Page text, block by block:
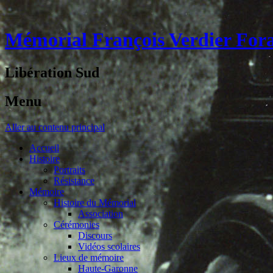
Mémorial François Verdier
Libération Sud
Menu
Aller au contenu principal
Accueil
Histoire
Portraits
Résistance
Mémoire
Histoire du Mémorial
Association
Cérémonies
Discours
Vidéos scolaires
Lieux de mémoire
Haute-Garonne